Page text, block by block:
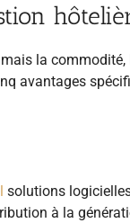
la
avantages
solutions
à la